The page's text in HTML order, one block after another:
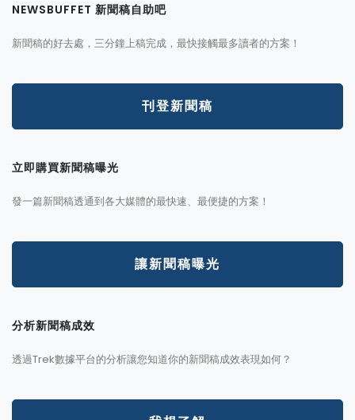
NEWSBUFFET 新聞稿自助吧
新聞稿的好去處，三分鐘上稿完成，最快接觸最多讀者的方案！
刊登新聞稿
立即購買新聞稿曝光
發一篇新聞稿透通到各大媒體的最快速、最便捷的方案！
讓新聞稿曝光
分析新聞稿成效
透過Trek數據平台的分析讓您知道你的新聞稿成效表現如何？